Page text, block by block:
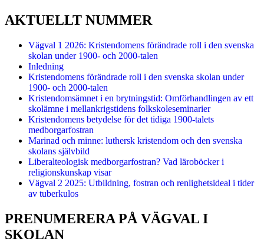
AKTUELLT NUMMER
Vägval 1 2026: Kristendomens förändrade roll i den svenska
skolan under 1900- och 2000-talen
Inledning
Kristendomens förändrade roll i den svenska skolan under
1900- och 2000-talen
Kristendomsämnet i en brytningstid: Omförhandlingen av ett
skolämne i mellankrigstidens folkskoleseminarier
Kristendomens betydelse för det tidiga 1900-talets
medborgarfostran
Marinad och minne: luthersk kristendom och den svenska
skolans självbild
Liberalteologisk medborgarfostran? Vad läroböcker i
religionskunskap visar
Vägval 2 2025: Utbildning, fostran och renlighetsideal i tider
av tuberkulos
PRENUMERERA PÅ VÄGVAL I
SKOLAN